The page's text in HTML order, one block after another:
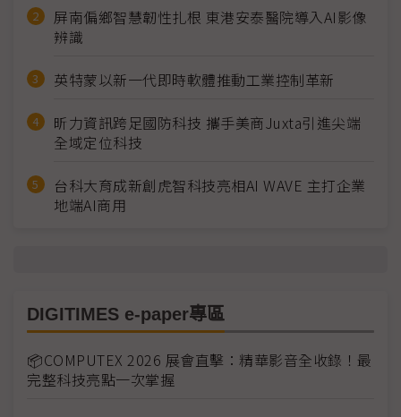
屏南偏鄉智慧韌性扎根 東港安泰醫院導入AI影像
辨識
英特蒙以新一代即時軟體推動工業控制革新
昕力資訊跨足國防科技 攜手美商Juxta引進尖端
全域定位科技
台科大育成新創虎智科技亮相AI WAVE 主打企業
地端AI商用
DIGITIMES e-paper專區
📦COMPUTEX 2026 展會直擊：精華影音全收錄！最
完整科技亮點一次掌握